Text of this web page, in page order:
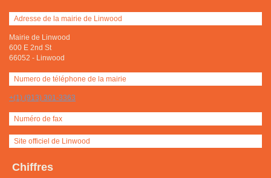
Adresse de la mairie de Linwood
Mairie de Linwood
600 E 2nd St
66052 - Linwood
Numero de téléphone de la mairie
+(1) (913) 301-3363
Numéro de fax
Site officiel de Linwood
Chiffres